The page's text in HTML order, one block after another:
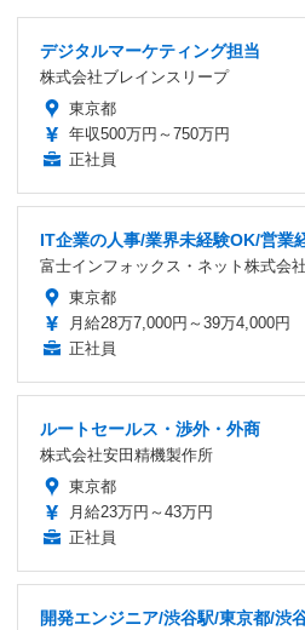
デジタルマーケティング担当
株式会社ブレインスリープ
東京都
年収500万円～750万円
正社員
IT企業の人事/業界未経験OK/営業
富士インフォックス・ネット株式会社
東京都
月給28万7,000円～39万4,000円
正社員
ルートセールス・渉外・外商
株式会社安田精機製作所
東京都
月給23万円～43万円
正社員
開発エンジニア/渋谷駅/東京都/渋